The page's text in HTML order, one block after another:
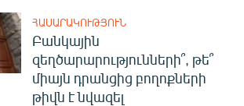
ՀԱՍԱՐԱԿՈՒԹՅՈՒՆ
Բանկային
զեղծարարությունների՞, թե՞
միայն դրանցից բողոքների
թիվն է նվազել